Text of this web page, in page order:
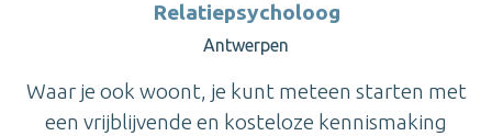
Relatiepsycholoog
Antwerpen
Waar je ook woont, je kunt meteen starten met
een vrijblijvende en kosteloze kennismaking